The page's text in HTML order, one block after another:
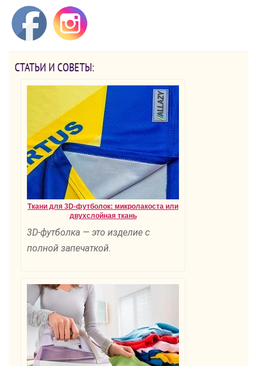
СТАТЬИ И СОВЕТЫ:
Ткани для 3D-футболок: микролакоста или
двухслойная ткань
3D-футболка — это изделие с
полной запечаткой.